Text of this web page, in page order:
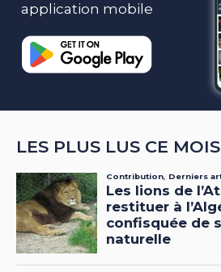
application mobile
LES PLUS LUS CE MOIS